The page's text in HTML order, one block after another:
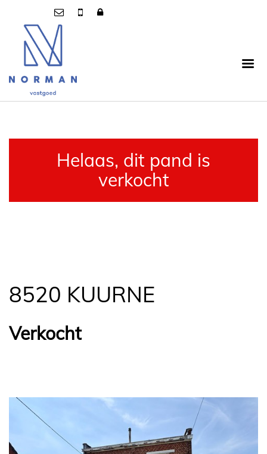
Helaas, dit pand is
verkocht
8520 KUURNE
Verkocht